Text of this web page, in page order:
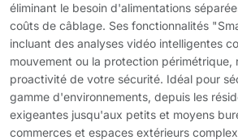
éliminant le besoin d'alimentations
coûts de câblage. Ses fonctionnalités
incluant des analyses vidéo intelligentes
mouvement ou la protection périmétrique,
proactivité de votre sécurité. Idéal pour
gamme d'environnements, depuis les
exigeantes jusqu'aux petits et moyens
commerces et espaces extérieurs